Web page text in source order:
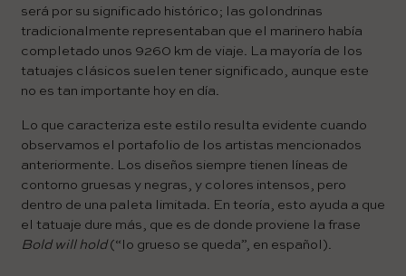
será por su significado histórico; las golondrinas
tradicionalmente representaban que el marinero había
completado unos 9260 km de viaje. La mayoría de los
tatuajes clásicos suelen tener significado, aunque este
no es tan importante hoy en día.
Lo que caracteriza este estilo resulta evidente cuando
observamos el portafolio de los artistas mencionados
anteriormente. Los diseños siempre tienen líneas de
contorno gruesas y negras, y colores intensos, pero
dentro de una paleta limitada. En teoría, esto ayuda a que
el tatuaje dure más, que es de donde proviene la frase
Bold will hold(“lo grueso se queda”, en español).